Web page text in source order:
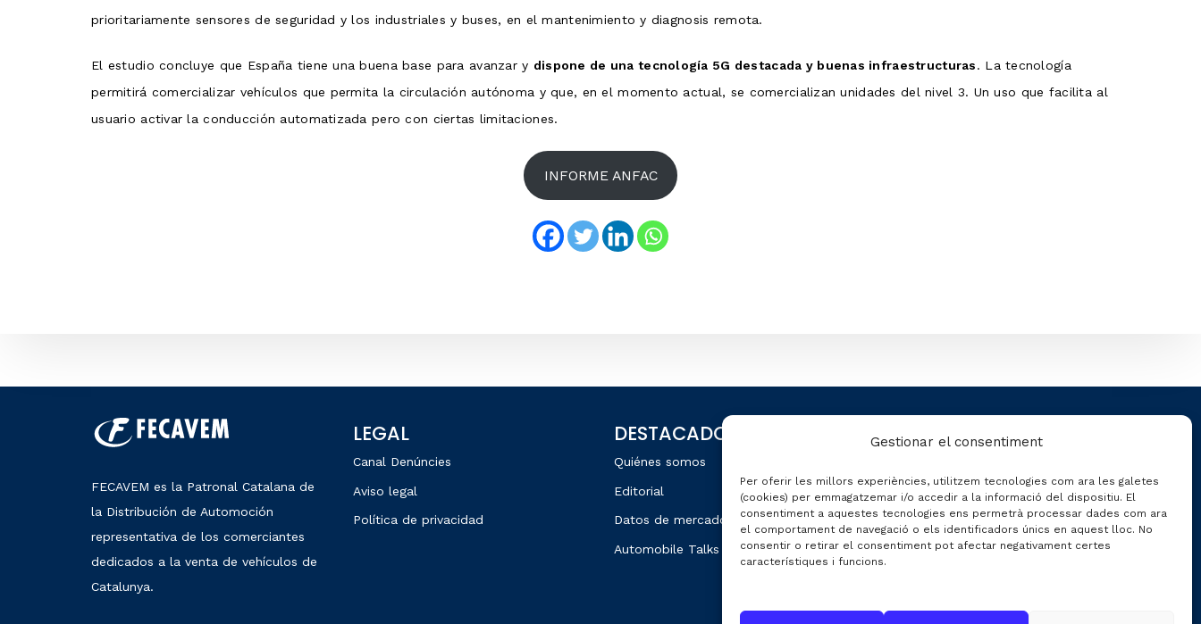
Gestionar el consentiment
Per oferir les millors experiències, utilitzem tecnologies com ara les galetes
(cookies) per emmagatzemar i/o accedir a la informació del dispositiu. El
consentiment a aquestes tecnologies ens permetrà processar dades com ara
el comportament de navegació o els identificadors únics en aquest lloc. No
consentir o retirar el consentiment pot afectar negativament certes
característiques i funcions.
prioritariamente sensores de seguridad y los industriales y buses, en el mantenimiento y diagnosis remota.
El estudio concluye que España tiene una buena base para avanzar y dispone de una tecnología 5G destacada y buenas infraestructuras. La tecnología
permitirá comercializar vehículos que permita la circulación autónoma y que, en el momento actual, se comercializan unidades del nivel 3. Un uso que facilita al
usuario activar la conducción automatizada pero con ciertas limitaciones.
INFORME ANFAC
FECAVEM es la Patronal Catalana de
la Distribución de Automoción
representativa de los comerciantes
dedicados a la venta de vehículos de
Catalunya.
LEGAL
Canal Denúncies
Aviso legal
Política de privacidad
DESTACADOS
Quiénes somos
Editorial
Datos de mercado
Automobile Talks
CONTACTO
C/ Gran de Gràcia nº 69 entr.
08012 de Barcelona
Gestión:
info@fecavem.cat
Prensa: